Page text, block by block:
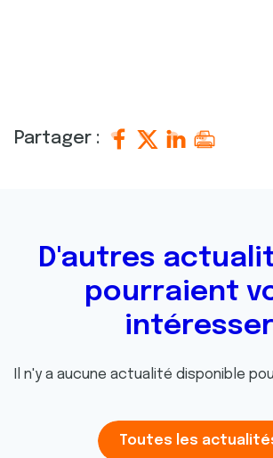
Partager :
D'autres
pourraient
intéresser
Il n'y a aucune actualité disponible
Toutes les